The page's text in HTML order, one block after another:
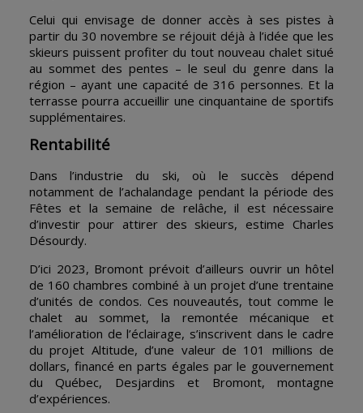
Celui qui envisage de donner accès à ses pistes à
partir du 30 novembre se réjouit déjà à l’idée que les
skieurs puissent profiter du tout nouveau chalet situé
au sommet des pentes – le seul du genre dans la
région – ayant une capacité de 316 personnes. Et la
terrasse pourra accueillir une cinquantaine de sportifs
supplémentaires.
Rentabilité
Dans l’industrie du ski, où le succès dépend
notamment de l’achalandage pendant la période des
Fêtes et la semaine de relâche, il est nécessaire
d’investir pour attirer des skieurs, estime Charles
Désourdy.
D’ici 2023, Bromont prévoit d’ailleurs ouvrir un hôtel
de 160 chambres combiné à un projet d’une trentaine
d’unités de condos. Ces nouveautés, tout comme le
chalet au sommet, la remontée mécanique et
l’amélioration de l’éclairage, s’inscrivent dans le cadre
du projet Altitude, d’une valeur de 101 millions de
dollars, financé en parts égales par le gouvernement
du Québec, Desjardins et Bromont, montagne
d’expériences.